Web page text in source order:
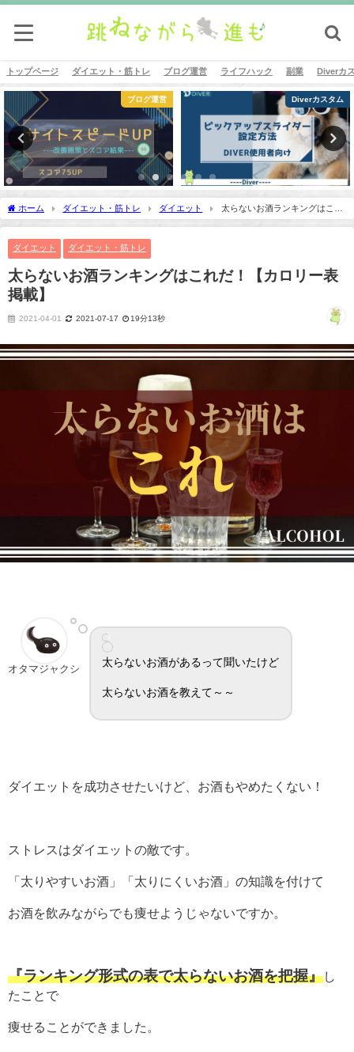
トップページ ダイエット・筋トレ ブログ運営 ライフハック 副業 Diverカ
Diverカスタム Diver
ホーム ダイエット・筋トレ ダイエット
太らないお酒ランキングはこれ
だ！【カロリー表掲載】
ダイエット ダイエット・筋トレ
太らないお酒ランキングはこれだ！【カロリー表
掲載】
2021-04-01 2021-07-17 19分13秒
オタマジャクシ
太らないお酒があるって聞いたけど
太らないお酒を教えて～～
ダイエットを成功させたいけど、お酒もやめたくない！
ストレスはダイエットの敵です。
「太りやすいお酒」「太りにくいお酒」の知識を付けて
お酒を飲みながらでも痩せようじゃないですか。
『ランキング形式の表で太らないお酒を把握』し
たことで
痩せることができました。